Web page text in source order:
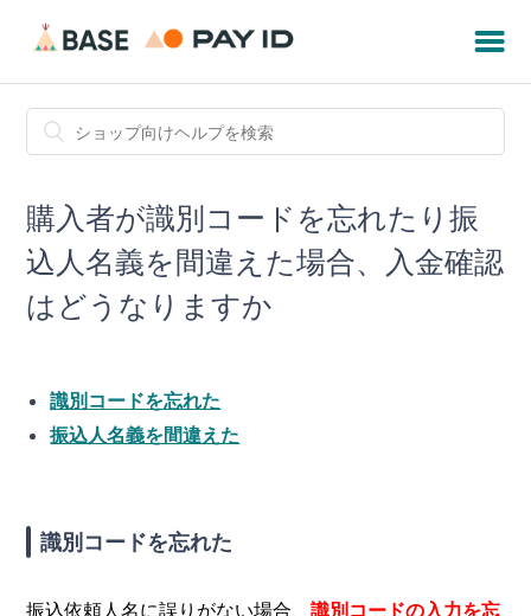
購入者が識別コードを忘れたり振
込人名義を間違えた場合、入金確認
はどうなりますか
識別コードを忘れた
振込人名義を間違えた
識別コードを忘れた
振込依頼人名に誤りがない場合、識別コードの入力を忘